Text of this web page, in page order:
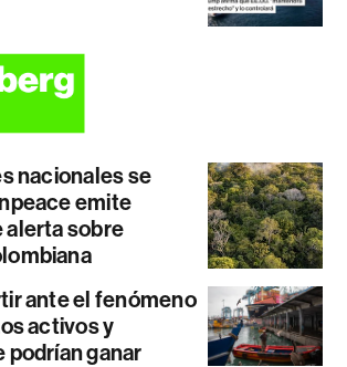
nacionales se
emite
sobre
ante el fenómeno
activos y
ganar